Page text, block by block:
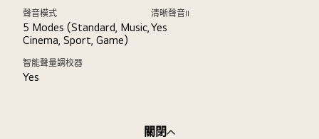
聲音模式
5 Modes (Standard, Music,
Cinema, Sport, Game)
清晰聲音II
Yes
智能聲量調校器
Yes
關閉